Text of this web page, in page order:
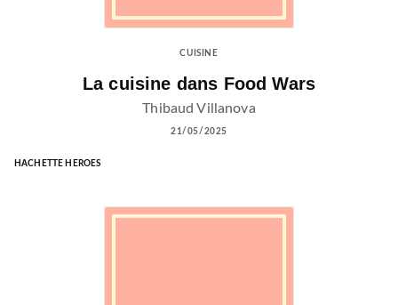
CUISINE
La cuisine dans Food Wars
Thibaud Villanova
21/05/2025
HACHETTE HEROES